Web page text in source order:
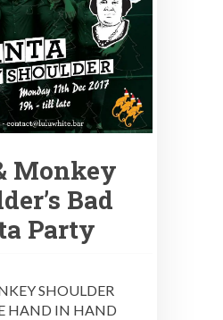
Monkey
Bad
Party
SHOULDER
HAND IN HAND